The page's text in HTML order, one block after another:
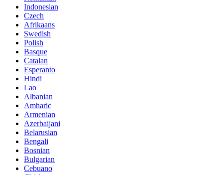
Indonesian
Czech
Afrikaans
Swedish
Polish
Basque
Catalan
Esperanto
Hindi
Lao
Albanian
Amharic
Armenian
Azerbaijani
Belarusian
Bengali
Bosnian
Bulgarian
Cebuano